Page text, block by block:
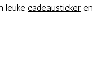
leuke cadeausticker en